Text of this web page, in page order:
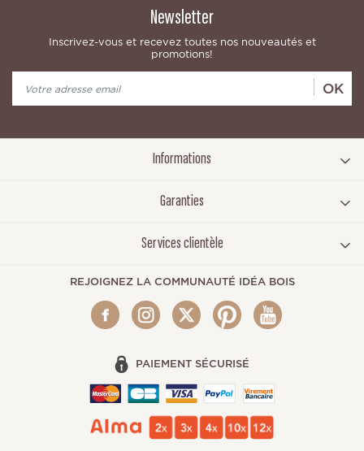
Newsletter
Inscrivez-vous et recevez toutes nos nouveautés et
promotions!
OK
Informations
Garanties
Services clientèle
REJOIGNEZ LA COMMUNAUTÉ IDÉA BOIS
PAIEMENT SÉCURISÉ